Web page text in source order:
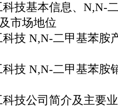
科技基本信息、N,N-
市场地位
科技 N,N-二甲基苯胺
科技 N,N-二甲基苯胺
技公司简介及主要